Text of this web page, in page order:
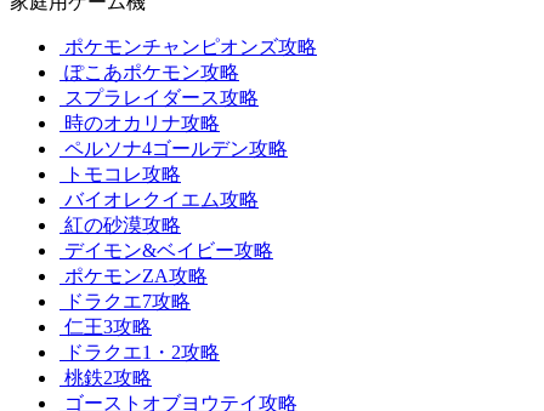
ポケモンチャンピオンズ攻略
ぽこあポケモン攻略
スプラレイダース攻略
時のオカリナ攻略
ペルソナ4ゴールデン攻略
トモコレ攻略
バイオレクイエム攻略
紅の砂漠攻略
デイモン&ベイビー攻略
ポケモンZA攻略
ドラクエ7攻略
仁王3攻略
ドラクエ1・2攻略
桃鉄2攻略
ゴーストオブヨウテイ攻略